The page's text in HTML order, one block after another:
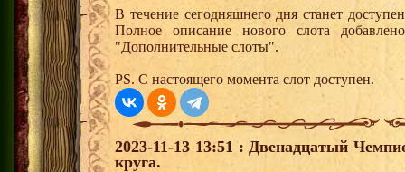
В течение сегодняшнего дня станет
Полное описание нового слота
"Дополнительные слоты".
PS. С настоящего момента слот доступен.
2023-11-13 13:51 : Двенадцатый
круга.